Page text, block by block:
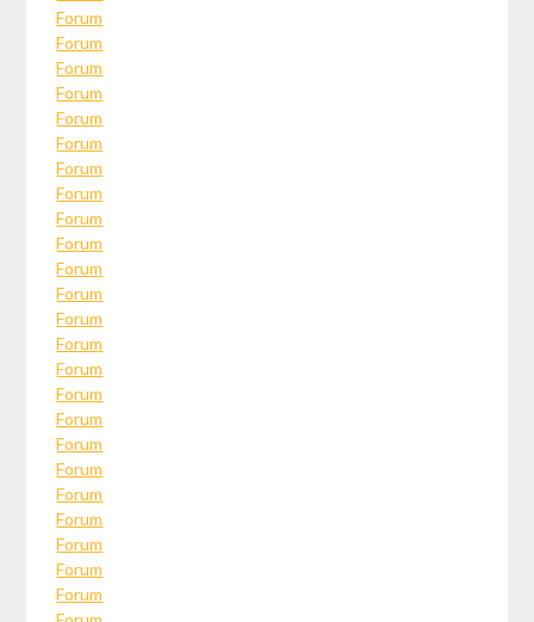
Forum
Forum
Forum
Forum
Forum
Forum
Forum
Forum
Forum
Forum
Forum
Forum
Forum
Forum
Forum
Forum
Forum
Forum
Forum
Forum
Forum
Forum
Forum
Forum